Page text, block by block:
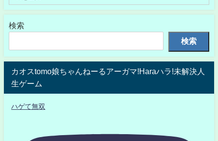
検索
検索
カオスtomo娘ちゃんねーるアーガマ!Haraハラ!未解決人
生ゲーム
ハゲて無双